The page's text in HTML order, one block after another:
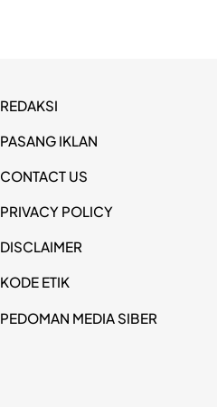
REDAKSI
PASANG IKLAN
CONTACT US
PRIVACY POLICY
DISCLAIMER
KODE ETIK
PEDOMAN MEDIA SIBER